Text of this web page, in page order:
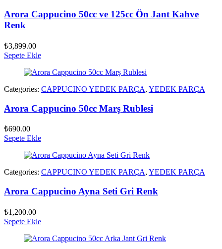
Arora Cappucino 50cc ve 125cc Ön Jant Kahve
Renk
₺3,899.00
Sepete Ekle
Categories: CAPPUCINO YEDEK PARÇA, YEDEK PARÇA
Arora Cappucino 50cc Marş Rublesi
₺690.00
Sepete Ekle
Categories: CAPPUCINO YEDEK PARÇA, YEDEK PARÇA
Arora Cappucino Ayna Seti Gri Renk
₺1,200.00
Sepete Ekle